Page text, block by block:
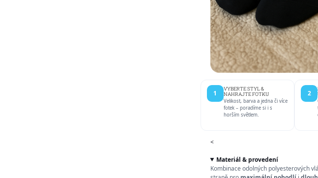
1
VYBERTE STYL &
NAHRAJTE FOTKU
Velikost, barva a jedna či více
fotek – poradíme si i s
horším světlem.
2
<
Materiál & provedení
Kombinace odolných polyesterových